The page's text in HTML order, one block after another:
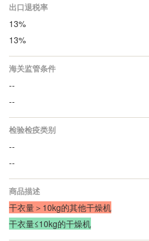
出口退税率
13%
13%
海关监管条件
--
--
检验检疫类别
--
--
商品描述
干衣量＞10kg的其他干燥机
干衣量≤10kg的干燥机